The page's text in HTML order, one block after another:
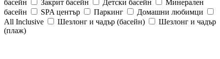
басейн
Закрит басейн Детски басейн
Минерален
басейн
SPA център Паркинг
Домашни любимци
All Inclusive
Шезлонг и чадър (басейн)
Шезлонг и чадър
(плаж)